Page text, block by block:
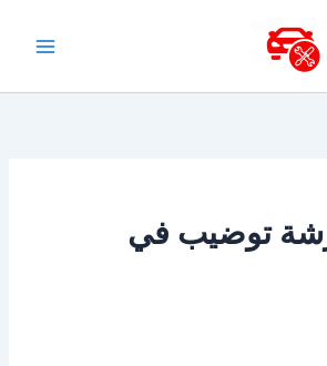
توضيب في